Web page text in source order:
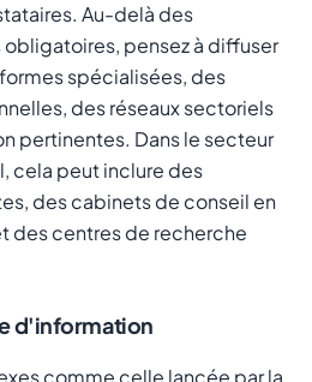
Au-delà des
pensez à diffuser
spécialisées, des
des réseaux sectoriels
pertinentes. Dans le secteur
cela peut inclure des
des cabinets de conseil en
des centres de recherche
d'information